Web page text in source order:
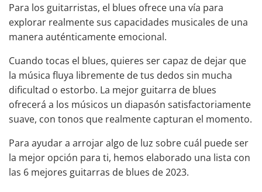
Para los guitarristas, el blues ofrece una vía para
explorar realmente sus capacidades musicales de una
manera auténticamente emocional.
Cuando tocas el blues, quieres ser capaz de dejar que
la música fluya libremente de tus dedos sin mucha
dificultad o estorbo. La mejor guitarra de blues
ofrecerá a los músicos un diapasón satisfactoriamente
suave, con tonos que realmente capturan el momento.
Para ayudar a arrojar algo de luz sobre cuál puede ser
la mejor opción para ti, hemos elaborado una lista con
las 6 mejores guitarras de blues de 2023.